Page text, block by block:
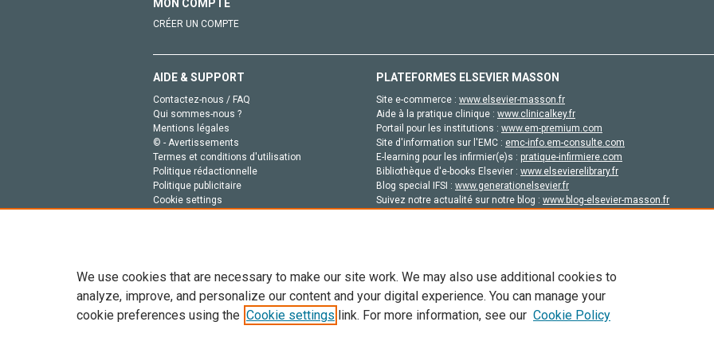
MON COMPTE
CRÉER UN COMPTE
AIDE & SUPPORT
Contactez-nous / FAQ
Qui sommes-nous ?
Mentions légales
© - Avertissements
Termes et conditions d'utilisation
Politique rédactionnelle
Politique publicitaire
Cookie settings
PLATEFORMES ELSEVIER MASSON
Site e-commerce : www.elsevier-masson.fr
Aide à la pratique clinique : www.clinicalkey.fr
Portail pour les institutions : www.em-premium.com
Site d'information sur l'EMC : emc-info.em-consulte.com
E-learning pour les infirmier(e)s : pratique-infirmiere.com
Bibliothèque d'e-books Elsevier : www.elsevierelibrary.fr
Blog special IFSI : www.generationelsevier.fr
Suivez notre actualité sur notre blog : www.blog-elsevier-masson.fr
Tout le contenu de ce site: Copyright © 2026 Elsevier, ses concédants de licence et ses contributeurs. Tout les droits sont réservés,
de données, a la formation en IA et aux technologies similaires. Pour tout contenu en libre accès, les conditions de licence
We use cookies that are necessary to make our site work. We may also use additional cookies to
analyze, improve, and personalize our content and your digital experience. You can manage your
cookie preferences using the Cookie settings link. For more information, see our Cookie Policy